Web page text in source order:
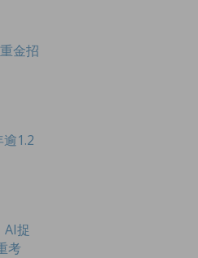
金招
1.2
AI捉
考